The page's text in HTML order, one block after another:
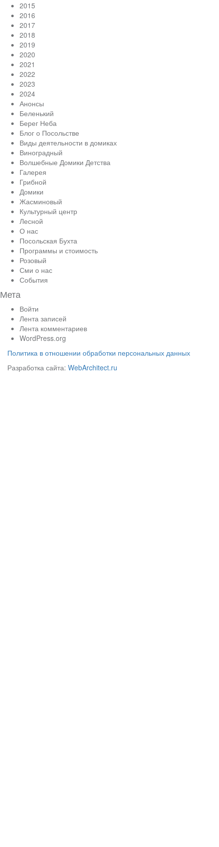
2015
2016
2017
2018
2019
2020
2021
2022
2023
2024
Анонсы
Беленький
Берег Неба
Блог о Посольстве
Виды деятельности в домиках
Виноградный
Волшебные Домики Детства
Галерея
Грибной
Домики
Жасминовый
Культурный центр
Лесной
О нас
Посольская Бухта
Программы и стоимость
Розовый
Сми о нас
События
Мета
Войти
Лента записей
Лента комментариев
WordPress.org
Политика в отношении обработки персональных данных
Разработка сайта: WebArchitect.ru